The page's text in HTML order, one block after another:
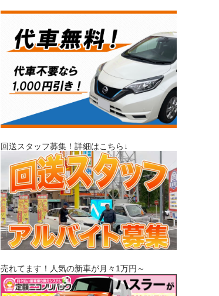
回送スタッフ募集！詳細はこちら↓
売れてます！人気の新車が月々1万円～